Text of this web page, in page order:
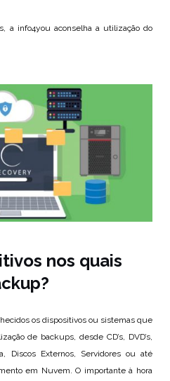
a info4you aconselha a utilização do
nos quais
os dispositivos ou sistemas que
de backups, desde CD’s, DVD’s,
Discos Externos, Servidores ou até
em Nuvem. O importante à hora